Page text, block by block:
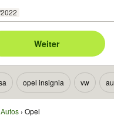
Weiter
opel insignia vw
Autos Opel